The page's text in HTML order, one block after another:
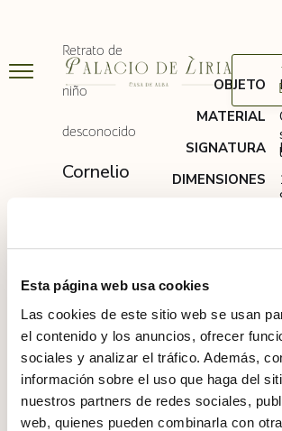
Esta página web usa cookies
Las cookies de este sitio web se usan
el contenido y los anuncios, ofrecer
sociales y analizar el tráfico. Además,
información sobre el uso que haga del
nuestros partners de redes sociales,
web, quienes pueden combinarla con
Retrato de
niño
desconocido
Cornelio
OBJETO
MATERIAL
SIGNATURA
DIMENSIONES
Retrato de niño